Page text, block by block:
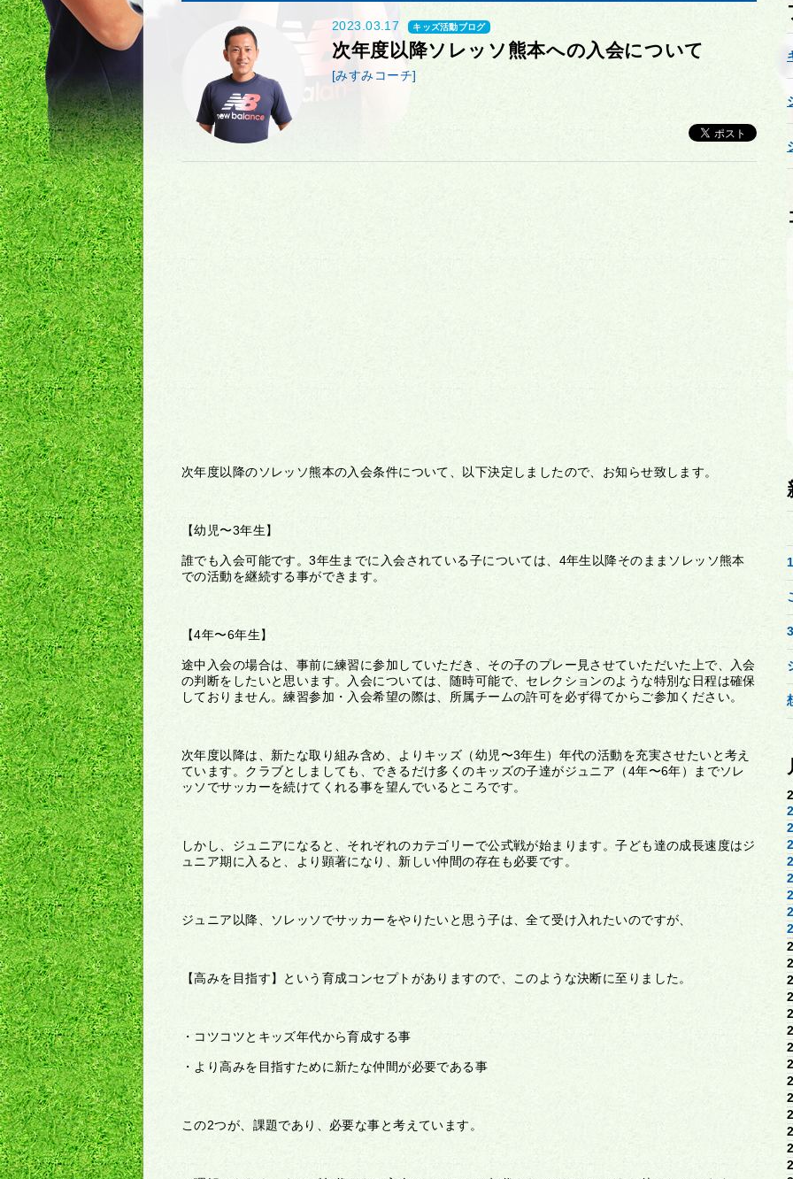
2023.03.17 キッズ活動ブログ
次年度以降ソレッソ熊本への入会について
[みすみコーチ]
次年度以降のソレッソ熊本の入会条件について、以下決定しましたので、お知らせ致します。
【幼児〜3年生】
誰でも入会可能です。3年生までに入会されている子については、4年生以降そのままソレッソ熊本
での活動を継続する事ができます。
【4年〜6年生】
途中入会の場合は、事前に練習に参加していただき、その子のプレー見させていただいた上で、入会
の判断をしたいと思います。入会については、随時可能で、セレクションのような特別な日程は確保
しておりません。練習参加・入会希望の際は、所属チームの許可を必ず得てからご参加ください。
次年度以降は、新たな取り組み含め、よりキッズ（幼児〜3年生）年代の活動を充実させたいと考え
ています。クラブとしましても、できるだけ多くのキッズの子達がジュニア（4年〜6年）までソレ
ッソでサッカーを続けてくれる事を望んでいるところです。
しかし、ジュニアになると、それぞれのカテゴリーで公式戦が始まります。子ども達の成長速度はジ
ュニア期に入ると、より顕著になり、新しい仲間の存在も必要です。
ジュニア以降、ソレッソでサッカーをやりたいと思う子は、全て受け入れたいのですが、
【高みを目指す】という育成コンセプトがありますので、このような決断に至りました。
・コツコツとキッズ年代から育成する事
・より高みを目指すために新たな仲間が必要である事
この2つが、課題であり、必要な事と考えています。